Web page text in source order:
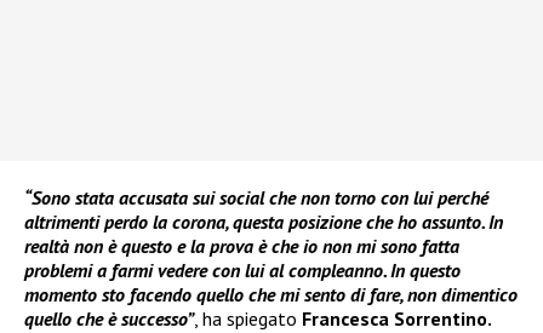
“Sono stata accusata sui social che non torno con lui perché
altrimenti perdo la corona, questa posizione che ho assunto. In
realtà non è questo e la prova è che io non mi sono fatta
problemi a farmi vedere con lui al compleanno. In questo
momento sto facendo quello che mi sento di fare, non dimentico
quello che è successo”, ha spiegato Francesca Sorrentino.